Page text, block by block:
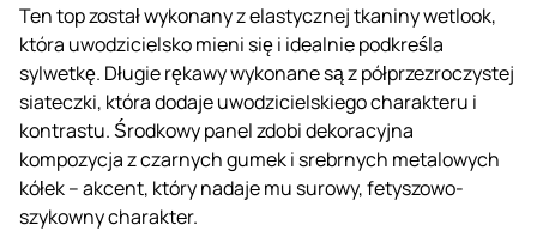
Ten top został wykonany z elastycznej tkaniny wetlook,
która uwodzicielsko mieni się i idealnie podkreśla
sylwetkę. Długie rękawy wykonane są z półprzezroczystej
siateczki, która dodaje uwodzicielskiego charakteru i
kontrastu. Środkowy panel zdobi dekoracyjna
kompozycja z czarnych gumek i srebrnych metalowych
kółek – akcent, który nadaje mu surowy, fetyszowo-
szykowny charakter.